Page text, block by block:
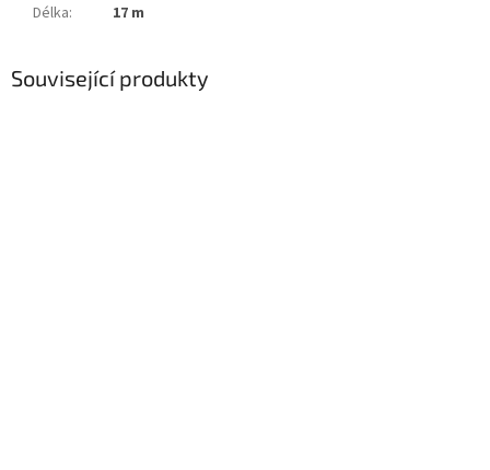
Délka: 17 m
Související produkty